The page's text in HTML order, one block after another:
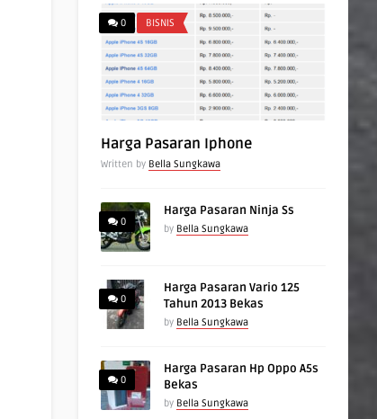
0 BISNIS
Harga Pasaran Iphone
Written by Bella Sungkawa
0
Harga Pasaran Ninja Ss
by Bella Sungkawa
0
Harga Pasaran Vario 125
Tahun 2013 Bekas
by Bella Sungkawa
0
Harga Pasaran Hp Oppo A5s
Bekas
by Bella Sungkawa